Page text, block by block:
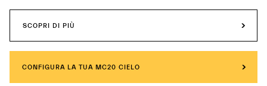
SCOPRI DI PIÙ
CONFIGURA LA TUA MC20 CIELO